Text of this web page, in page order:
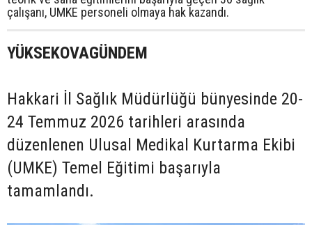
çalışanı, UMKE personeli olmaya hak kazandı.
YÜKSEKOVAGÜNDEM
Hakkari İl Sağlık Müdürlüğü bünyesinde 20-
24 Temmuz 2026 tarihleri arasında
düzenlenen Ulusal Medikal Kurtarma Ekibi
(UMKE) Temel Eğitimi başarıyla
tamamlandı.